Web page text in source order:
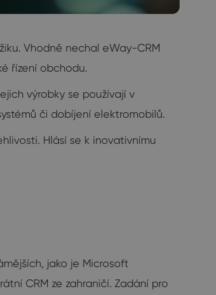
Vhodně nechal eWay-CRM
řízení obchodu.
výrobky se používají v
či dobíjení elektromobilů.
Hlásí se k inovativnímu
jako je Microsoft
CRM ze zahraničí. Zadání pro